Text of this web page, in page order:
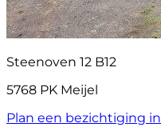
Steenoven 12 B12
5768 PK Meijel
Plan een bezichtiging in